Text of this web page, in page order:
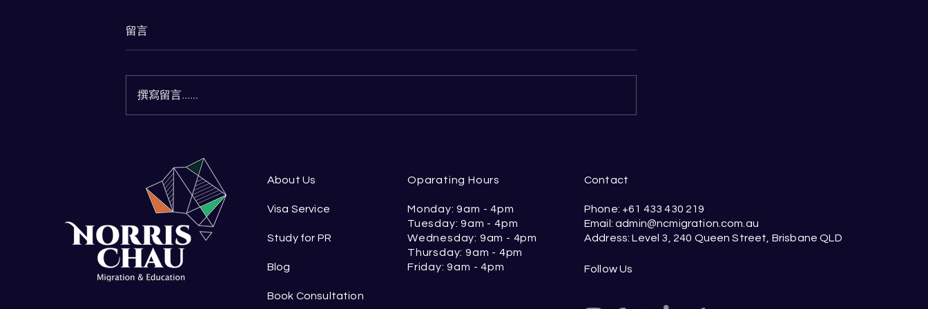
的「關係證明」？
留言
撰寫留言......
About Us
Visa Service
Study for PR
Blog
Book Consultation
Oparating Hours
Monday: 9am - 4pm
Tuesday: 9am - 4pm
Wednesday: 9am - 4pm
Thursday: 9am - 4pm
Friday: 9am - 4pm
Contact
Phone: +61 433 430 219
Email: admin@ncmigration.com.au
Address: Level 3, 240 Queen Street, Brisbane QLD
Follow Us